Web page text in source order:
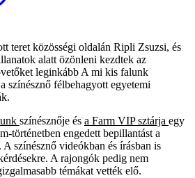
teret közösségi oldalán Ripli Zsuzsi, és
alatt özönleni kezdtek az
leginkább A mi kis falunk
színésznő félbehagyott egyetemi
színésznője és a Farm VIP sztárja egy
történetben engedett bepillantást a
A színésznő videókban és írásban is
A rajongók pedig nem
témákat vették elő.